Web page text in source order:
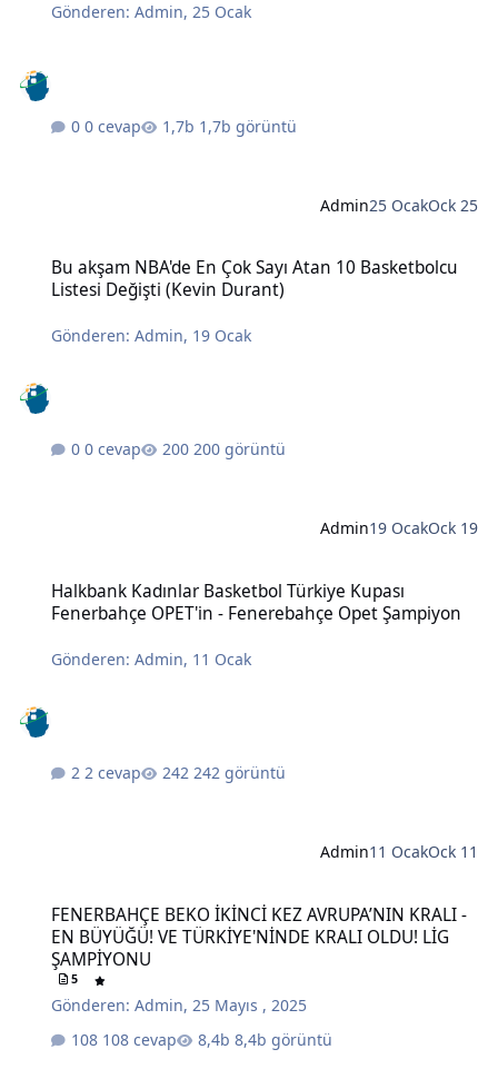
Gönderen:Admin,25 Ocak
0 cevap 1,7b görüntü
Admin25 OcakOck 25
Bu akşam NBA'de En Çok Sayı Atan 10 Basketbolcu
Listesi Değişti (Kevin Durant)
Gönderen:Admin, 19 Ocak
0 cevap 200 görüntü
Admin19 OcakOck 19
Halkbank Kadınlar Basketbol Türkiye Kupası
Fenerbahçe OPET'in - Fenerebahçe Opet Şampiyon
Gönderen:Admin, 11 Ocak
2 cevap 242 görüntü
Admin11 OcakOck 11
FENERBAHÇE BEKO İKİNCİ KEZ AVRUPA’NIN KRALI -
EN BÜYÜĞÜ! VE TÜRKİYE'NİNDE KRALI OLDU! LİG
ŞAMPİYONU
5
Gönderen:Admin, 25 Mayıs , 2025
108 cevap
8,4b görüntü